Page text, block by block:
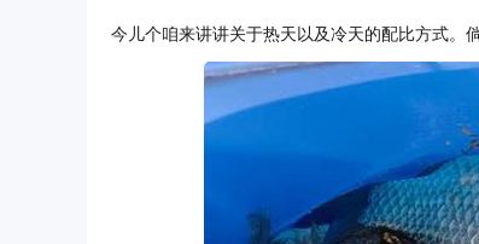
今儿个咱来讲讲关于热天以及冷天的配比方式。